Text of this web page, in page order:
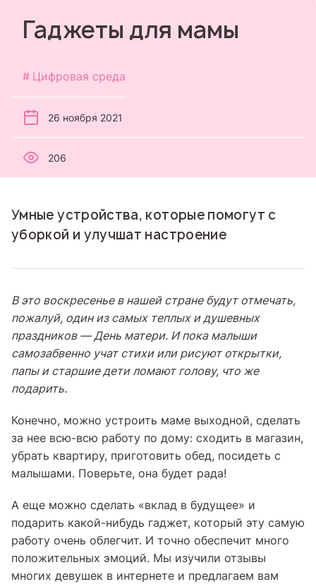
Гаджеты для мамы
Цифровая среда
26 ноября 2021
206
Умные устройства, которые помогут с
уборкой и улучшат настроение
В это воскресенье в нашей стране будут отмечать,
пожалуй, один из самых теплых и душевных
праздников — День матери. И пока малыши
самозабвенно учат стихи или рисуют открытки,
папы и старшие дети ломают голову, что же
подарить.
Конечно, можно устроить маме выходной, сделать
за нее всю-всю работу по дому: сходить в магазин,
убрать квартиру, приготовить обед, посидеть с
малышами. Поверьте, она будет рада!
А еще можно сделать «вклад в будущее» и
подарить какой-нибудь гаджет, который эту самую
работу очень облегчит. И точно обеспечит много
положительных эмоций. Мы изучили отзывы
многих девушек в интернете и предлагаем вам